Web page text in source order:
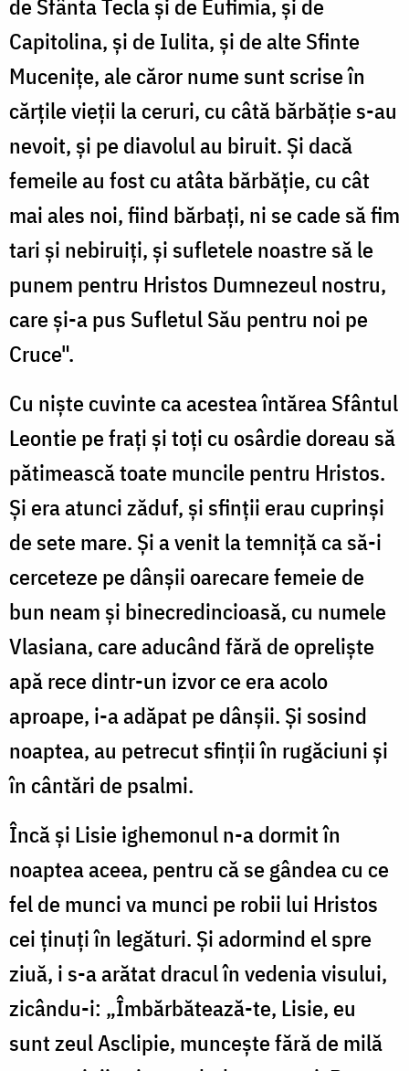
de Sfânta Tecla și de Eufimia, și de
Capitolina, și de Iulita, și de alte Sfinte
Mucenițe, ale căror nume sunt scrise în
cărțile vieții la ceruri, cu câtă bărbăție s-au
nevoit, și pe diavolul au biruit. Și dacă
femeile au fost cu atâta bărbăție, cu cât
mai ales noi, fiind bărbați, ni se cade să fim
tari și nebiruiți, și sufletele noastre să le
punem pentru Hristos Dumnezeul nostru,
care și-a pus Sufletul Său pentru noi pe
Cruce".
Cu niște cuvinte ca acestea întărea Sfântul
Leontie pe frați și toți cu osârdie doreau să
pătimească toate muncile pentru Hristos.
Și era atunci zăduf, și sfinții erau cuprinși
de sete mare. Și a venit la temniță ca să-i
cerceteze pe dânșii oarecare femeie de
bun neam și binecredincioasă, cu numele
Vlasiana, care aducând fără de opreliște
apă rece dintr-un izvor ce era acolo
aproape, i-a adăpat pe dânșii. Și sosind
noaptea, au petrecut sfinții în rugăciuni și
în cântări de psalmi.
Încă și Lisie ighemonul n-a dormit în
noaptea aceea, pentru că se gândea cu ce
fel de munci va munci pe robii lui Hristos
cei ținuți în legături. Și adormind el spre
ziuă, i s-a arătat dracul în vedenia visului,
zicându-i: „Îmbărbătează-te, Lisie, eu
sunt zeul Asclipie, muncește fără de milă